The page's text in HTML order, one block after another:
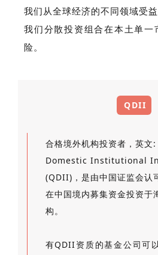
我们从全球经济的不同领域受
我们分散投资组合在本土单一
险。
QDII
合格境外机构投资者，英
Domestic Institutional
(QDII)，是由中国证监会认
在中国境内募集资金投资于
构。
有QDII资质的基金公司可